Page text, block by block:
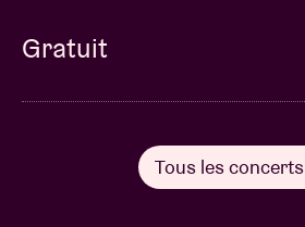
Gratuit
Tous les concerts